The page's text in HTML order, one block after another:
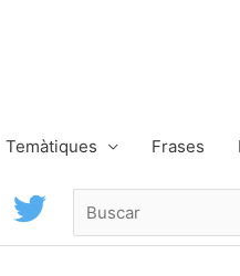
Temàtiques Frases